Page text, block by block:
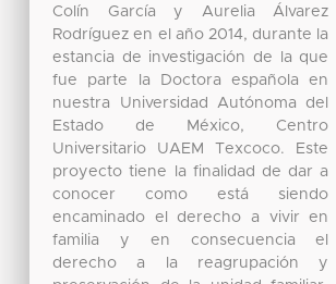
Colín García y Aurelia Álvarez
Rodríguez en el año 2014, durante la
estancia de investigación de la que
fue parte la Doctora española en
nuestra Universidad Autónoma del
Estado de México, Centro
Universitario UAEM Texcoco. Este
proyecto tiene la finalidad de dar a
conocer como está siendo
encaminado el derecho a vivir en
familia y en consecuencia el
derecho a la reagrupación y